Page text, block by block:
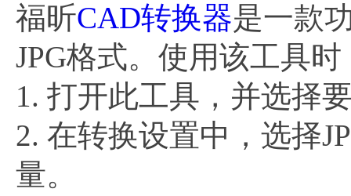
福昕CAD转换器是一款
JPG格式。使用该工具
1. 打开此工具，并选择
2. 在转换设置中，选择
量。